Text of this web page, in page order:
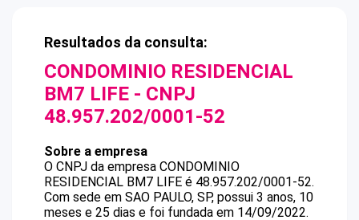
Resultados da consulta:
CONDOMINIO RESIDENCIAL
BM7 LIFE - CNPJ
48.957.202/0001-52
Sobre a empresa
O CNPJ da empresa CONDOMINIO
RESIDENCIAL BM7 LIFE é 48.957.202/0001-52.
Com sede em SAO PAULO, SP, possui 3 anos, 10
meses e 25 dias e foi fundada em 14/09/2022.